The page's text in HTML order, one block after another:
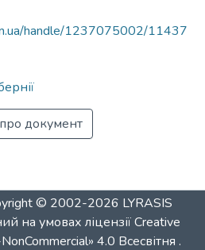
handle/1237075002/11437
документ
© 2002-2026 LYRASIS
на умовах ліцензіїCreative
4.0 Всесвітня .